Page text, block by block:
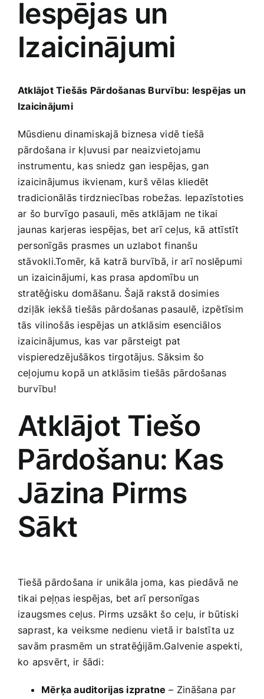
Medicīnas preces
Mobilie telefoni, planšetdatori
Preces birojam
Preces pieaugušajiem
Rotaļlietas, bērnu preces
Smaržas, kosmētika
Sports, tūrisms un atpūta
TV un Sadzīves tehnika
Zoo preces
Iespējas un
Izaicinājumi
Atklājot ​Tiešās ‍Pārdošanas Burvību: ​Iespējas‍ un
Izaicinājumi
Mūsdienu dinamiskajā ⁤biznesa vidē tiešā
pārdošana ir ‍kļuvusi par‌ neaizvietojamu
instrumentu, kas sniedz⁣ gan iespējas, gan
izaicinājumus⁣ ikvienam, kurš vēlas kliedēt
tradicionālās ‌tirdzniecības robežas.‍ Iepazīstoties
ar šo burvīgo pasauli, mēs atklājam ne​ tikai
jaunas karjeras ​iespējas, bet arī ceļus, kā attīstīt
personīgās prasmes un uzlabot‌ finanšu
stāvokli.Tomēr, kā katrā ⁢burvībā, ir arī noslēpumi
⁣un izaicinājumi, kas prasa⁢ apdomību un
stratēģisku domāšanu. Šajā rakstā​ dosimies
dziļāk iekšā tiešās pārdošanas ‌pasaulē, izpētīsim
tās vilinošās iespējas ⁤un atklāsim esenciālos
izaicinājumus, kas var pārsteigt‌ pat
vispieredzējušākos tirgotājus. Sāksim šo
ceļojumu kopā un ‍atklāsim tiešās pārdošanas
burvību!
Atklājot Tiešo
⁢Pārdošanu: Kas
Jāzina‌ Pirms
‍Sākt
Tiešā pārdošana ir‍ unikāla joma, kas piedāvā ne
tikai peļņas iespējas, bet arī personīgas
izaugsmes ceļus. Pirms ⁤uzsākt šo‌ ceļu,​ ir būtiski​
saprast, ​ka veiksme⁣ nedienu vietā ir balstīta uz
savām ‌prasmēm ⁤un stratēģijām.Galvenie aspekti,
ko apsvērt, ir šādi:
Mērķa ‌auditorijas izpratne – ‍Zināšana par